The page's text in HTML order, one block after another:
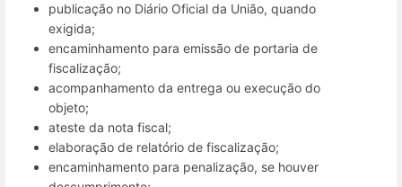
publicação no Diário Oficial da União, quando
exigida;
encaminhamento para emissão de portaria de
fiscalização;
acompanhamento da entrega ou execução do
objeto;
ateste da nota fiscal;
elaboração de relatório de fiscalização;
encaminhamento para penalização, se houver